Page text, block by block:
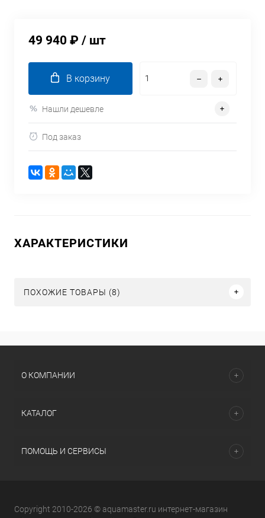
49 940 ₽ / шт
В корзину
Нашли дешевле
Под заказ
ХАРАКТЕРИСТИКИ
ПОХОЖИЕ ТОВАРЫ (8)
О КОМПАНИИ
КАТАЛОГ
ПОМОЩЬ И СЕРВИСЫ
Copyright 2010-2026 © aquamaster.ru интернет-магазин